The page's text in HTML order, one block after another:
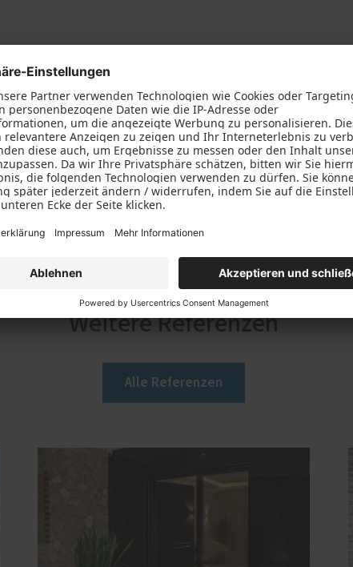
Weitere Referenzen
Alle Referenzen